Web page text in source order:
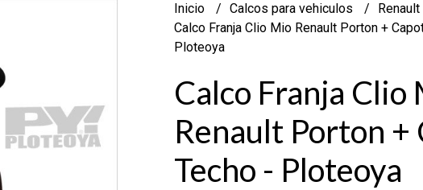
Inicio Calcos para vehiculos
Renault
Calco Franja Clio Mio Renault Porton +
Ploteoya
Calco Franja Clio
Renault Porton +
Techo - Ploteoya